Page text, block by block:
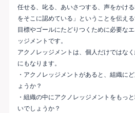
任せる、叱る、あいさつする、声をかけ
をそこに認めている」ということを伝え
目標やゴールにたどりつくために必要な
ッジメントです。
アクノレッジメントは、個人だけではな
にもなります。
・アクノレッジメントがあると、組織に
ょうか？
・組織の中にアクノレッジメントをもっ
いでしょうか？